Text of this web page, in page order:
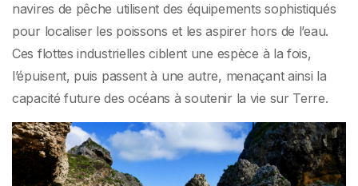
navires de pêche utilisent des équipements sophistiqués
pour localiser les poissons et les aspirer hors de l’eau.
Ces flottes industrielles ciblent une espèce à la fois,
l’épuisent, puis passent à une autre, menaçant ainsi la
capacité future des océans à soutenir la vie sur Terre.